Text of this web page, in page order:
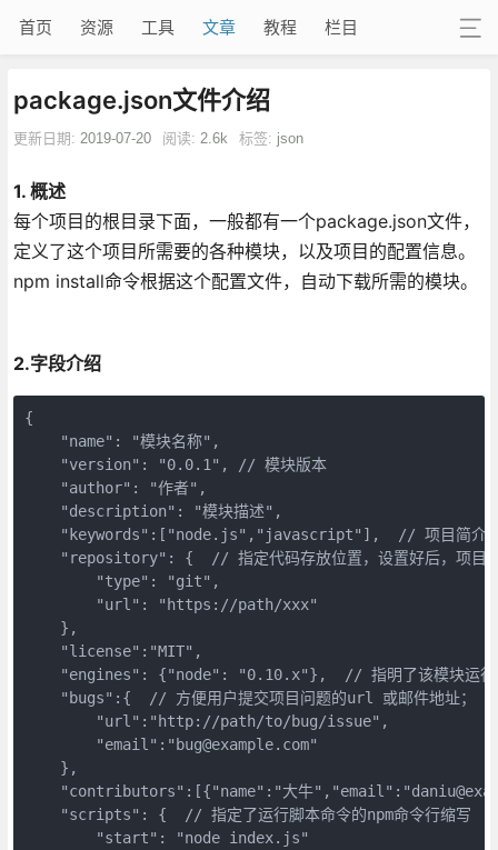
首页 资源 工具 文章 教程 栏目
package.json文件介绍
更新日期: 2019-07-20 阅读: 2.6k 标签: json
1. 概述
每个项目的根目录下面，一般都有一个package.json文件，
定义了这个项目所需要的各种模块，以及项目的配置信息。
npm install命令根据这个配置文件，自动下载所需的模块。
2.字段介绍
{
    "name": "模块名称",
    "version": "0.0.1", // 模块版本
    "author": "作者",
    "description": "模块描述",
"keywords":["node.js","javascript"],  // 项目简介
"repository": {  // 指定代码存放位置，设置好后，项目
        "type": "git",
        "url": "https://path/xxx"
    },
    "license":"MIT",
"engines": {"node": "0.10.x"},  // 指明了该模块运行
    "bugs":{  // 方便用户提交项目问题的url 或邮件地址；
        "url":"http://path/to/bug/issue",
        "email":"bug@example.com"
    },
"contributors":[{"name":"大牛
    "scripts": {  // 指定了运行脚本命令的npm命令行缩写
        "start": "node index.js"